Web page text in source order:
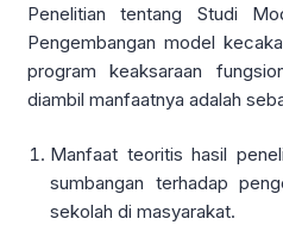
Penelitian tentang Studi
Pengembangan model
program keaksaraan
diambil manfaatnya adalah
Manfaat teoritis hasil
sumbangan terhadap
sekolah di masyarakat.